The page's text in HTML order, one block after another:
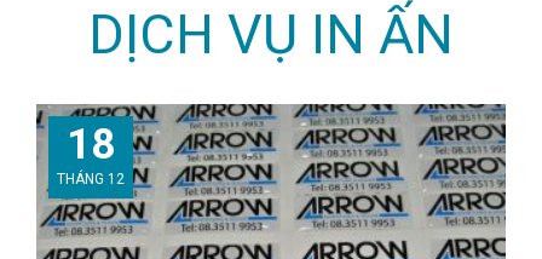
DỊCH VỤ IN ẤN
18
THÁNG 12